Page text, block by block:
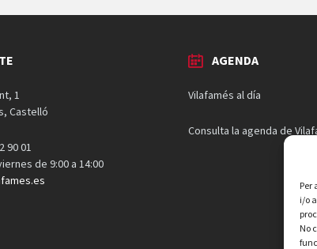
Per
i/o
No
1
Castelló
90 01
de 9:00 a 14:00
AGENDA
Vilafamés al día
Consulta la agenda de